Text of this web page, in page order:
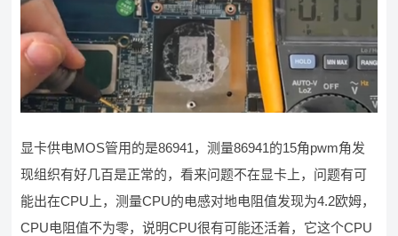
显卡供电MOS管用的是86941，测量86941的15角pwm角发
现组织有好几百是正常的，看来问题不在显卡上，问题有可
能出在CPU上，测量CPU的电感对地电阻值发现为4.2欧姆，
CPU电阻值不为零，说明CPU很有可能还活着，它这个CPU